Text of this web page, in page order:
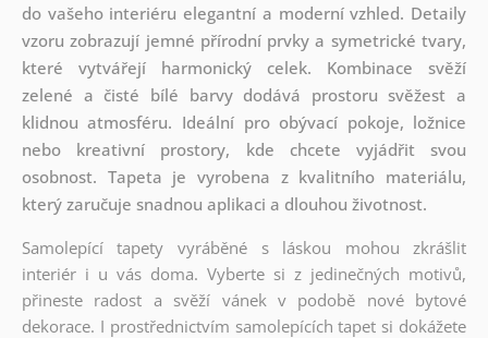
do vašeho interiéru elegantní a moderní vzhled. Detaily
vzoru zobrazují jemné přírodní prvky a symetrické tvary,
které vytvářejí harmonický celek. Kombinace svěží
zelené a čisté bílé barvy dodává prostoru svěžest a
klidnou atmosféru. Ideální pro obývací pokoje, ložnice
nebo kreativní prostory, kde chcete vyjádřit svou
osobnost. Tapeta je vyrobena z kvalitního materiálu,
který zaručuje snadnou aplikaci a dlouhou životnost.
Samolepící tapety vyráběné s láskou mohou zkrášlit
interiér i u vás doma. Vyberte si z jedinečných motivů,
přineste radost a svěží vánek v podobě nové bytové
dekorace. I prostřednictvím samolepících tapet si dokážete